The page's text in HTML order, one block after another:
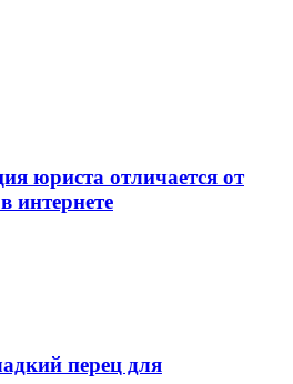
юриста отличается от
интернете
перец для